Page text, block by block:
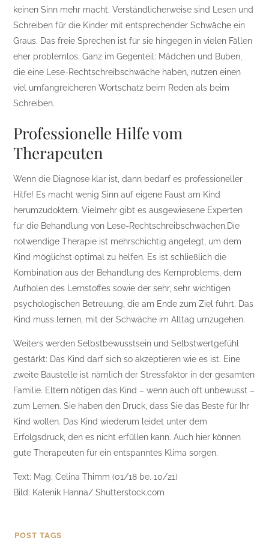
keinen Sinn mehr macht. Verständlicherweise sind Lesen und
Schreiben für die Kinder mit entsprechender Schwäche ein
Graus. Das freie Sprechen ist für sie hingegen in vielen Fällen
eher problemlos. Ganz im Gegenteil: Mädchen und Buben,
die eine Lese-Rechtschreibschwäche haben, nutzen einen
viel umfangreicheren Wortschatz beim Reden als beim
Schreiben.
Professionelle Hilfe vom
Therapeuten
Wenn die Diagnose klar ist, dann bedarf es professioneller
Hilfe! Es macht wenig Sinn auf eigene Faust am Kind
herumzudoktern. Vielmehr gibt es ausgewiesene Experten
für die Behandlung von Lese-Rechtschreibschwächen.Die
notwendige Therapie ist mehrschichtig angelegt, um dem
Kind möglichst optimal zu helfen. Es ist schließlich die
Kombination aus der Behandlung des Kernproblems, dem
Aufholen des Lernstoffes sowie der sehr, sehr wichtigen
psychologischen Betreuung, die am Ende zum Ziel führt. Das
Kind muss lernen, mit der Schwäche im Alltag umzugehen.
Weiters werden Selbstbewusstsein und Selbstwertgefühl
gestärkt: Das Kind darf sich so akzeptieren wie es ist. Eine
zweite Baustelle ist nämlich der Stressfaktor in der gesamten
Familie. Eltern nötigen das Kind – wenn auch oft unbewusst –
zum Lernen. Sie haben den Druck, dass Sie das Beste für Ihr
Kind wollen. Das Kind wiederum leidet unter dem
Erfolgsdruck, den es nicht erfüllen kann. Auch hier können
gute Therapeuten für ein entspanntes Klima sorgen.
Text: Mag. Celina Thimm (01/18 be. 10/21)
Bild: Kalenik Hanna/ Shutterstock.com
POST TAGS